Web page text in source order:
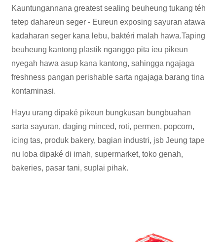
Kauntungannana greatest sealing beuheung tukang téh
tetep dahareun seger - Eureun exposing sayuran atawa
kadaharan seger kana lebu, baktéri malah hawa.Taping
beuheung kantong plastik nganggo pita ieu pikeun
nyegah hawa asup kana kantong, sahingga ngajaga
freshness pangan perishable sarta ngajaga barang tina
kontaminasi.
Hayu urang dipaké pikeun bungkusan bungbuahan
sarta sayuran, daging minced, roti, permen, popcorn,
icing tas, produk bakery, bagian industri, jsb Jeung tape
nu loba dipaké di imah, supermarket, toko genah,
bakeries, pasar tani, suplai pihak.